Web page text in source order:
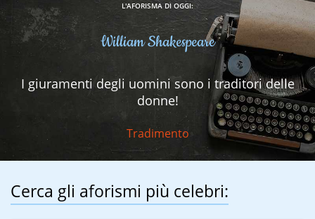
L'AFORISMA DI OGGI:
William Shakespeare
I giuramenti degli uomini sono i traditori delle
donne!
Tradimento
Cerca gli aforismi più celebri: